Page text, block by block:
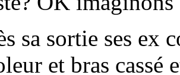
sa sortie ses ex
et bras